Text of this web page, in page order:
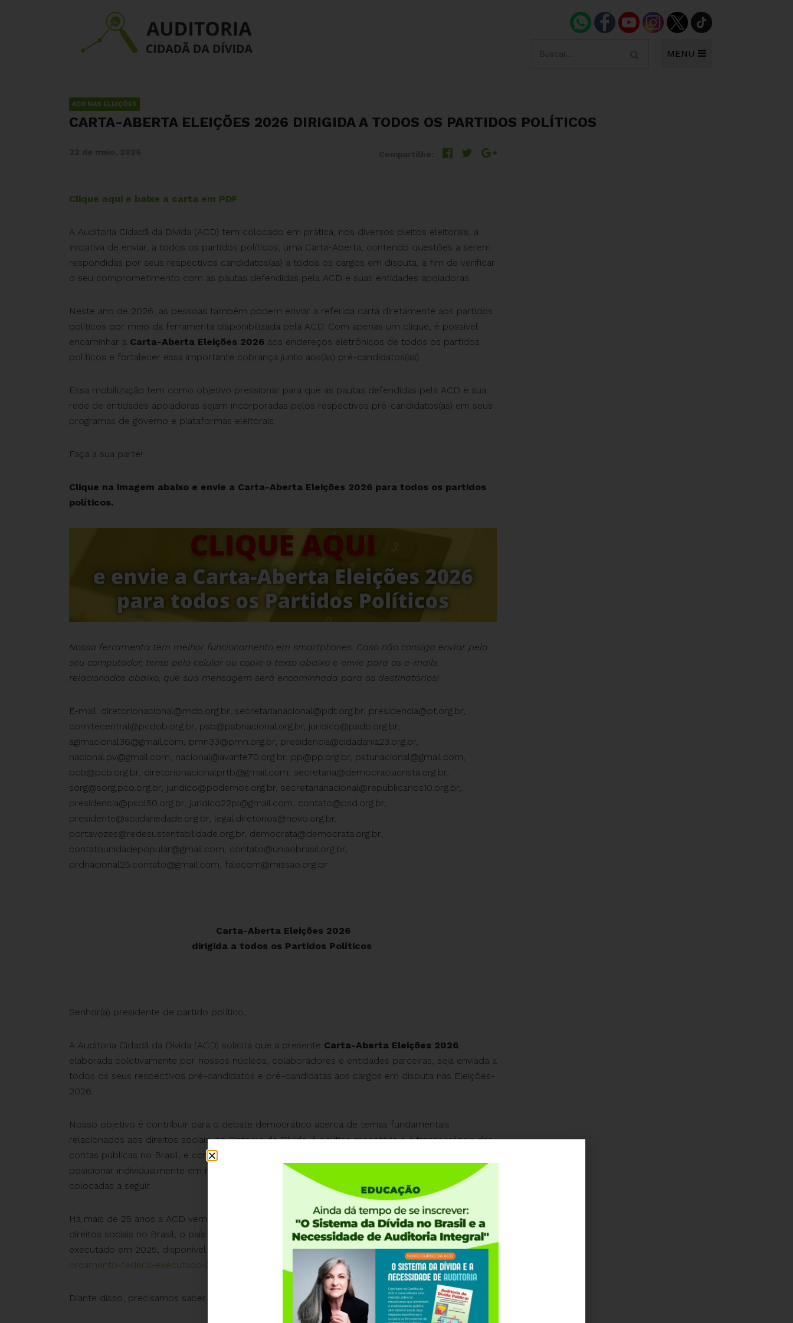
MENU
ACD NAS ELEIÇÕES
CARTA-ABERTA ELEIÇÕES 2026 DIRIGIDA A TODOS OS PARTIDOS POLÍTICOS
Clique aqui e baixe a carta em PDF
A Auditoria Cidadã da Dívida (ACD) tem colocado em prática, nos diversos pleitos eleitorais, a
iniciativa de enviar, a todos os partidos políticos, uma Carta-Aberta, contendo questões a serem
respondidas por seus respectivos candidatos(as) a todos os cargos em disputa, a fim de verificar
o seu comprometimento com as pautas defendidas pela ACD e suas entidades apoiadoras.
Neste ano de 2026, as pessoas também podem enviar a referida carta diretamente aos partidos
políticos por meio da ferramenta disponibilizada pela ACD. Com apenas um clique, é possível
encaminhar a Carta-Aberta Eleições 2026 aos endereços eletrônicos de todos os partidos
políticos e fortalecer essa importante cobrança junto aos(às) pré-candidatos(as).
Essa mobilização tem como objetivo pressionar para que as pautas defendidas pela ACD e sua
rede de entidades apoiadoras sejam incorporadas pelos respectivos pré-candidatos(as) em seus
programas de governo e plataformas eleitorais.
Faça a sua parte!
Clique na imagem abaixo e envie a Carta-Aberta Eleições 2026 para todos os partidos
políticos.
Nossa ferramenta tem melhor funcionamento em smartphones. Caso não consiga enviar pelo
seu computador, tente pelo celular ou copie o texto abaixo e envie para os e-mails
relacionados abaixo, que sua mensagem será encaminhada para os destinatários!
E-mail: diretorionacional@mdb.org.br secretarianacional@pdt.org.br presidencia@pt.org.br
comitecentral@pcdob.org.br psb@psbnacional.org.br juridico@psdb.org.br
agirnacional36@gmail.com pmn33@pmn.org.br presidencia@cidadania23.org.br
nacional.pv@gmail.com nacional@avante70.org.br pp@pp.org.br pstunacional@gmail.com
pcb@pcb.org.br diretorionacionalprtb@gmail.com secretaria@democraciacrista.org.br
sorg@sorg.pco.org.br juridico@podemos.org.br secretarianacional@republicanos10.org.br
presidencia@psol50.org.br juridico22pl@gmail.com contato@psd.org.br
presidente@solidariedade.org.br legal.diretorios@novo.org.br
portavozes@redesustentabilidade.org.br democrata@democrata.org.br
contatounidadepopular@gmail.com contato@uniaobrasil.org.br
prdnacional25.contato@gmail.com falecom@missao.org.br
Carta-Aberta Eleições 2026
dirigida a todos os Partidos Políticos
Senhor(a) presidente de partido político,
A Auditoria Cidadã da Dívida (ACD) solicita que a presente Carta-Aberta Eleições 2026
elaborada coletivamente por nossos núcleos, colaboradores e entidades parceiras, seja enviada a
todos os seus respectivos pré-candidatos e pré-candidatas aos cargos em disputa nas Eleições-
2026.
Nosso objetivo é contribuir para o debate democrático acerca de temas fundamentais
relacionados aos direitos sociais, ao Sistema da Dívida, à política monetária e à transparência das
contas públicas no Brasil, e consideramos fundamental que cada pré-candidato(a) possa se
posicionar individualmente em relação a esses temas, respondendo objetivamente às questões
colocadas a seguir.
Há mais de 25 anos a ACD vem divulgando o privilégio do Sistema da Dívida e o massacre aos
direitos sociais no Brasil, o país mais injusto do planeta, conforme gráfico do orçamento federal
executado em 2025, disponível em
https://auditoriacidada.org.br/conteudo/grafico-do-
orcamento-federal-executado-2025/
Diante disso, precisamos saber o posicionamento de cada pré-candidato(a):